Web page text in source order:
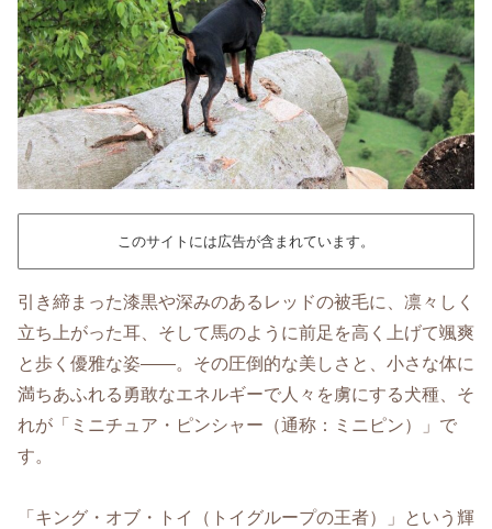
このサイトには広告が含まれています。
引き締まった漆黒や深みのあるレッドの被毛に、凛々しく
立ち上がった耳、そして馬のように前足を高く上げて颯爽
と歩く優雅な姿――。その圧倒的な美しさと、小さな体に
満ちあふれる勇敢なエネルギーで人々を虜にする犬種、そ
れが「ミニチュア・ピンシャー（通称：ミニピン）」で
す。
「キング・オブ・トイ（トイグループの王者）」という輝